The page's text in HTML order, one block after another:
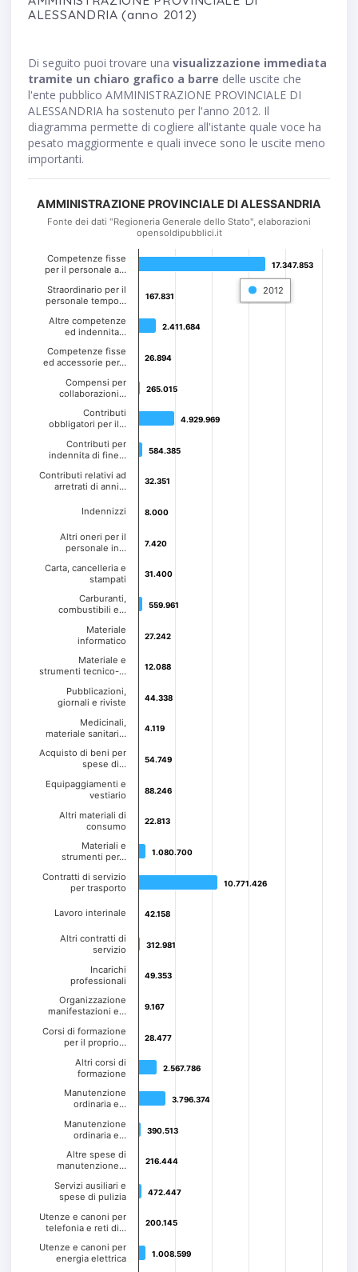
ALESSANDRIA (anno 2012)
Di seguito puoi trovare una visualizzazione immediata
tramite un chiaro grafico a barre delle uscite che
l'ente pubblico AMMINISTRAZIONE PROVINCIALE DI
ALESSANDRIA ha sostenuto per l'anno 2012. Il
diagramma permette di cogliere all'istante quale voce ha
pesato maggiormente e quali invece sono le uscite meno
importanti.
AMMINISTRAZIONE PROVINCIALE DI ALESSANDRIA
Fonte dei dati "Regioneria Generale dello Stato", elaborazioni
opensoldipubblici.it
17.347.853
17.347.853
167.831
167.831
2.411.684
2.411.684
26.894
26.894
265.015
265.015
4.929.969
4.929.969
584.385
584.385
32.351
32.351
8.000
8.000
7.420
7.420
31.400
31.400
559.961
559.961
27.242
27.242
12.088
12.088
44.338
44.338
4.119
4.119
54.749
54.749
88.246
88.246
22.813
22.813
1.080.700
1.080.700
10.771.426
10.771.426
42.158
42.158
312.981
312.981
49.353
49.353
9.167
9.167
28.477
28.477
2.567.786
2.567.786
3.796.374
3.796.374
390.513
390.513
216.444
216.444
472.447
472.447
200.145
200.145
1.008.599
1.008.599
2012
Competenze fisse
per il personale a…
Straordinario per il
personale tempo…
Altre competenze
ed indennita…
Competenze fisse
ed accessorie per…
Compensi per
collaborazioni…
Contributi
obbligatori per il…
Contributi per
indennita di fine…
Contributi relativi ad
arretrati di anni…
Indennizzi
Altri oneri per il
personale in…
Carta, cancelleria e
stampati
Carburanti,
combustibili e…
Materiale
informatico
Materiale e
strumenti tecnico-…
Pubblicazioni,
giornali e riviste
Medicinali,
materiale sanitari…
Acquisto di beni per
spese di…
Equipaggiamenti e
vestiario
Altri materiali di
consumo
Materiali e
strumenti per…
Contratti di servizio
per trasporto
Lavoro interinale
Altri contratti di
servizio
Incarichi
professionali
Organizzazione
manifestazioni e…
Corsi di formazione
per il proprio…
Altri corsi di
formazione
Manutenzione
ordinaria e…
Manutenzione
ordinaria e…
Altre spese di
manutenzione…
Servizi ausiliari e
spese di pulizia
Utenze e canoni per
telefonia e reti di…
Utenze e canoni per
energia elettrica